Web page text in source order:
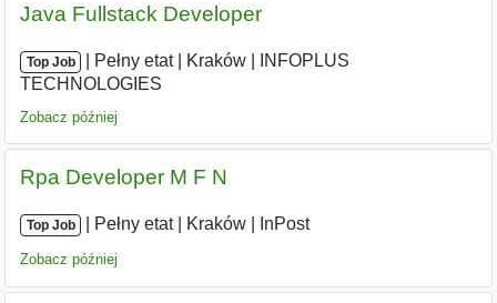
Java Fullstack Developer
Top Job Pełny etat| Kraków
INFOPLUS
TECHNOLOGIES
Zobacz później
Rpa Developer M F N
Top Job Pełny etat| Kraków InPost
Zobacz później